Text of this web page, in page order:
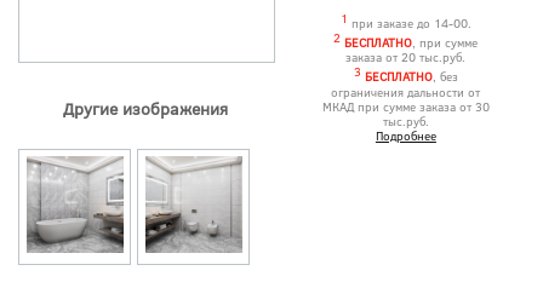
Другие изображения
1 при заказе до 14-00.
2 БЕСПЛАТНО, при сумме
заказа от 20 тыс.руб.
3 БЕСПЛАТНО, без
ограничения дальности от
МКАД при сумме заказа от 30
тыс.руб.
Подробнее